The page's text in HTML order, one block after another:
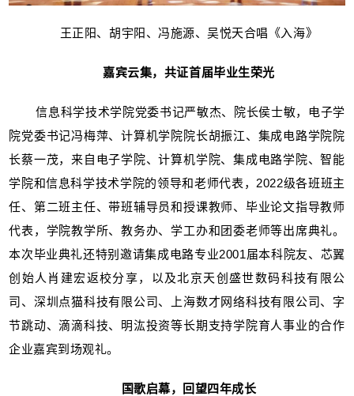
王正阳、胡宇阳、冯施源、吴悦天合唱《入海》
嘉宾云集，共证首届毕业生荣光
信息科学技术学院党委书记严敏杰、院长侯士敏，电子学
院党委书记冯梅萍、计算机学院院长胡振江、集成电路学院院
长蔡一茂，来自电子学院、计算机学院、集成电路学院、智能
学院和信息科学技术学院的领导和老师代表，2022级各班班主
任、第二班主任、带班辅导员和授课教师、毕业论文指导教师
代表，学院教学所、教务办、学工办和团委老师等出席典礼。
本次毕业典礼还特别邀请集成电路专业2001届本科院友、芯翼
创始人肖建宏返校分享，以及北京天创盛世数码科技有限公
司、深圳点猫科技有限公司、上海数才网络科技有限公司、字
节跳动、滴滴科技、明汯投资等长期支持学院育人事业的合作
企业嘉宾到场观礼。
国歌启幕，回望四年成长